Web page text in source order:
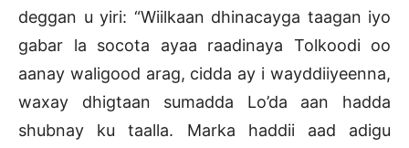
deggan u yiri: “Wiilkaan dhinacayga taagan iyo
gabar la socota ayaa raadinaya Tolkoodi oo
aanay waligood arag, cidda ay i wayddiiyeenna,
waxay dhigtaan sumadda Lo’da aan hadda
shubnay ku taalla. Marka haddii aad adigu